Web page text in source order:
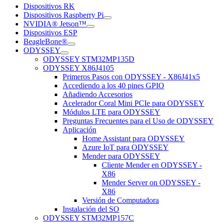
Dispositivos RK
Dispositivos Raspberry Pi
NVIDIA® Jetson™
Dispositivos ESP
BeagleBone®
ODYSSEY
ODYSSEY STM32MP135D
ODYSSEY X86J4105
Primeros Pasos con ODYSSEY - X86J41x5
Accediendo a los 40 pines GPIO
Añadiendo Accesorios
Acelerador Coral Mini PCIe para ODYSSEY
Módulos LTE para ODYSSEY
Preguntas Frecuentes para el Uso de ODYSSEY
Aplicación
Home Assistant para ODYSSEY
Azure IoT para ODYSSEY
Mender para ODYSSEY
Cliente Mender en ODYSSEY -
X86
Mender Server on ODYSSEY -
X86
Versión de Computadora
Instalación del SO
ODYSSEY STM32MP157C